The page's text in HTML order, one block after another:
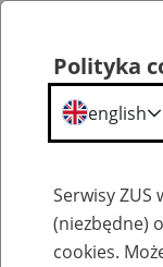
Szkolenia
Polityka
english
Serwisy ZUS
(niezbędne)
cookies.